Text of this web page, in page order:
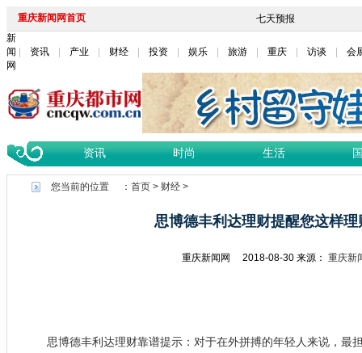
重庆新闻网首页
新
闻
网
资讯 产业 财经 投资 娱乐 旅游 重庆 访谈 会
资讯 时尚 生活
您当前的位置 ： 首页> 财经>
思博德丰利达理财提醒您这样理
重庆新闻网 2018-08-30 来源： 重庆新
思博德丰利达理财靠谱提示：对于在外拼搏的年轻人来说，最